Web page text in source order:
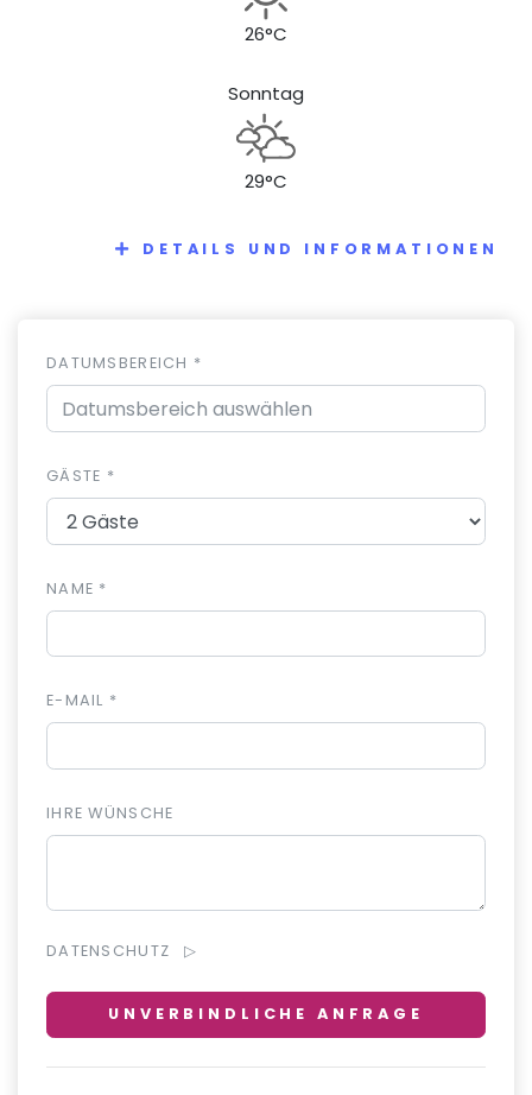
26°C
Sonntag
29°C
DETAILS UND INFORMATIONEN
DATUMSBEREICH *
GÄSTE *
NAME *
E-MAIL *
IHRE WÜNSCHE
DATENSCHUTZ
UNVERBINDLICHE ANFRAGE